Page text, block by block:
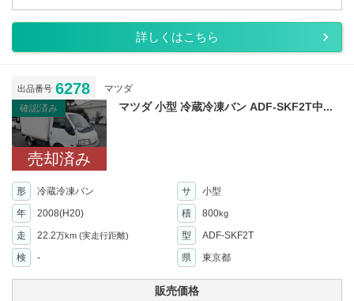
詳しくはこちら
出品番号 6278
マツダ
確認済み
売却済み
マツダ 小型 冷蔵冷凍バン ADF-SKF2T中...
形 冷蔵冷凍バン サ
小型
年
2008(H20) 積 800kg
走 22.2万km (実走行距離) 型
ADF-SKF2T
検
- 県 東京都
販売価格